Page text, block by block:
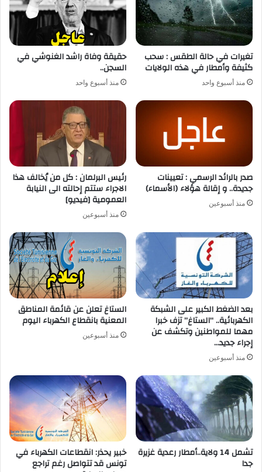
تغيرات في حالة الطقس : سحب
كثيفة وأمطار في هذه الولايات
منذ أسبوع واحد
حقيقة وفاة راشد الغنوشي في
السجن..
منذ أسبوع واحد
صدر بالرائد الرسمي : تعيينات
جديدة.. و إقالة هؤلاء (الأسماء)
منذ أسبوعين
رئيس البرلمان : كل من يُخالف هذا
الاجراء ستتم إحالته الى النيابة
العمومية [فيديو]
منذ أسبوعين
بعد الضغط الكبير على الشبكة
الكهربائية.. “الستاغ” تزف خبرا
مهما للمواطنين وتكشف عن
إجراء جديد…
منذ أسبوعين
الستاغ تعلن عن قائمة المناطق
المعنية بانقطاع الكهرباء اليوم
منذ أسبوعين
تشمل 14 ولاية..أمطار رعدية غزيرة
جدا
خبير يحذر: انقطاعات الكهرباء في
تونس قد تتواصل رغم تراجع